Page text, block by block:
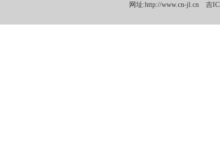
网址:http://www.cn-jl.cn 吉